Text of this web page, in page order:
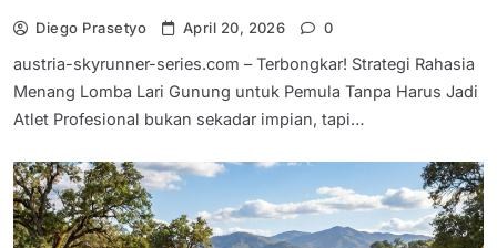
Diego Prasetyo April 20, 2026 0
austria-skyrunner-series.com – Terbongkar! Strategi Rahasia
Menang Lomba Lari Gunung untuk Pemula Tanpa Harus Jadi
Atlet Profesional bukan sekadar impian, tapi…